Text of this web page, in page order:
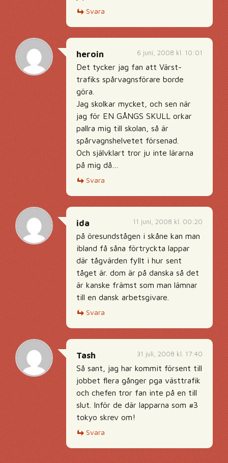
Svara
6 juni, 2008 kl. 10:01
heroin
Det tycker jag fan att Värst-
trafiks spårvagnsförare borde
göra.
Jag skolkar mycket, och sen när
jag för EN GÅNGS SKULL orkar
pallra mig till skolan, så är
spårvagnshelvetet försenad.
Och självklart tror ju inte lärarna
på mig då…
Svara
11 juni, 2008 kl. 00:20
ida
på öresundstågen i skåne kan man
ibland få såna förtryckta lappar
där tågvärden fyllt i hur sent
tåget är. dom är på danska så det
är kanske främst som man lämnar
till en dansk arbetsgivare.
Svara
31 juli, 2008 kl. 17:40
Tash
Så sant, jag har kommit försent till
jobbet flera gånger pga västtrafik
och chefen tror fan inte på en till
slut. Inför de där lapparna som #3
tokyo skrev om!
Svara